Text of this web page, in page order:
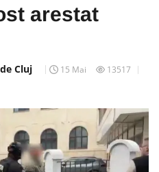
arestat
Cluj 15 Mai
13517